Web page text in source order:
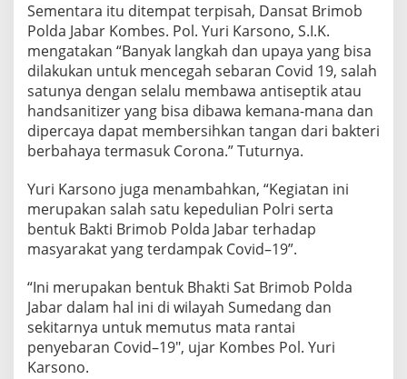
Sementara itu ditempat terpisah, Dansat Brimob
Polda Jabar Kombes. Pol. Yuri Karsono, S.I.K.
mengatakan “Banyak langkah dan upaya yang bisa
dilakukan untuk mencegah sebaran Covid 19, salah
satunya dengan selalu membawa antiseptik atau
handsanitizer yang bisa dibawa kemana-mana dan
dipercaya dapat membersihkan tangan dari bakteri
berbahaya termasuk Corona.” Tuturnya.
Yuri Karsono juga menambahkan, “Kegiatan ini
merupakan salah satu kepedulian Polri serta
bentuk Bakti Brimob Polda Jabar terhadap
masyarakat yang terdampak Covid–19”.
“Ini merupakan bentuk Bhakti Sat Brimob Polda
Jabar dalam hal ini di wilayah Sumedang dan
sekitarnya untuk memutus mata rantai
penyebaran Covid–19″, ujar Kombes Pol. Yuri
Karsono.